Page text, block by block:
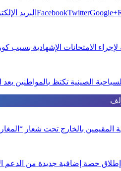
FacebookTwitterGoogle+ البريد
الامتحانات الإشهادية
الصينية تكتظ بالمواطنين بعد
المقيمين بالخارج تحت شعار
إطلاق حصة إضافية جديدة من الدعم